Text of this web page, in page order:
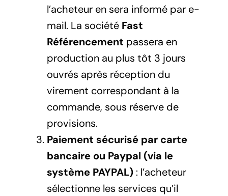
l’acheteur en sera informé par e-
mail. La société Fast
Référencement passera en
production au plus tôt 3 jours
ouvrés après réception du
virement correspondant à la
commande, sous réserve de
provisions.
Paiement sécurisé par carte
bancaire ou Paypal (via le
système PAYPAL) : l’acheteur
sélectionne les services qu’il